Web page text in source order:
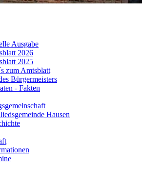
Ausgabe
2026
2025
zum Amtsblatt
Bürgermeisters
- Fakten
Hausen